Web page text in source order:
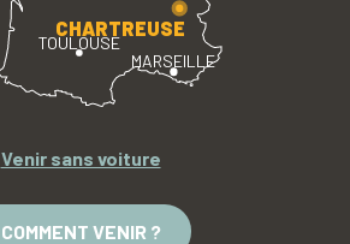
TOULOUSE
MARSEILLE
CHARTREUSE
Venir sans voiture
COMMENT VENIR ?